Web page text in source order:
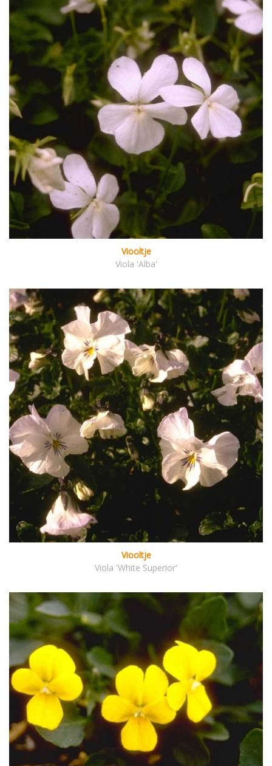
Viooltje
Viola 'Alba'
Viooltje
Viola 'White Superior'